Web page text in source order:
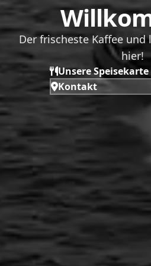
Der frischeste Kaffee und
hier!
Unsere Speisekarte
Kontakt